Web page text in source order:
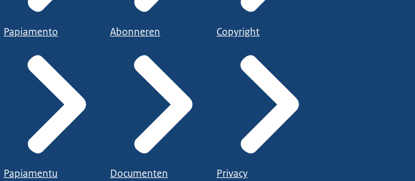
Papiamento
Papiamentu
Abonneren
Documenten
Copyright
Privacy